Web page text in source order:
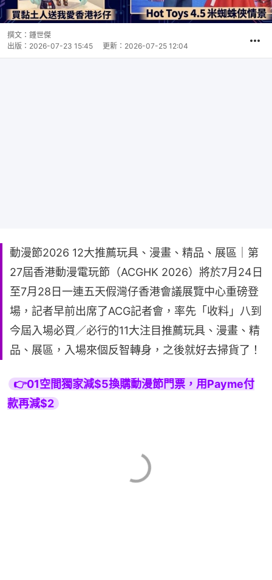
撰文： 鍾世傑
出版： 2026-07-23 15:45 更新： 2026-07-25 12:04
動漫節2026 12大推薦玩具、漫畫、精品、展區｜第
27屆香港動漫電玩節（ACGHK 2026）將於7月24日
至7月28日一連五天假灣仔香港會議展覽中心重磅登
場，記者早前出席了ACG記者會，率先「收料」八到
今屆入場必買／必行的11大注目推薦玩具、漫畫、精
品、展區，入場來個反智轉身，之後就好去掃貨了！
👉01空間獨家減$5換購動漫節門票，用Payme付
款再減$2